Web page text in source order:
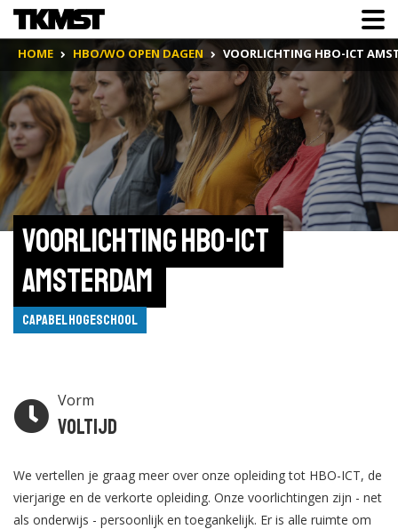
HOME HBO/WO OPEN DAGEN VOORLICHTING HBO-ICT
Voorlichting HBO-ICT
Amsterdam
Capabel Hogeschool
Vorm
Voltijd
We vertellen je graag meer over onze opleiding tot HBO-ICT, de
vierjarige en de verkorte opleiding. Onze voorlichtingen zijn - net
als onderwijs - persoonlijk en toegankelijk. Er is alle ruimte om